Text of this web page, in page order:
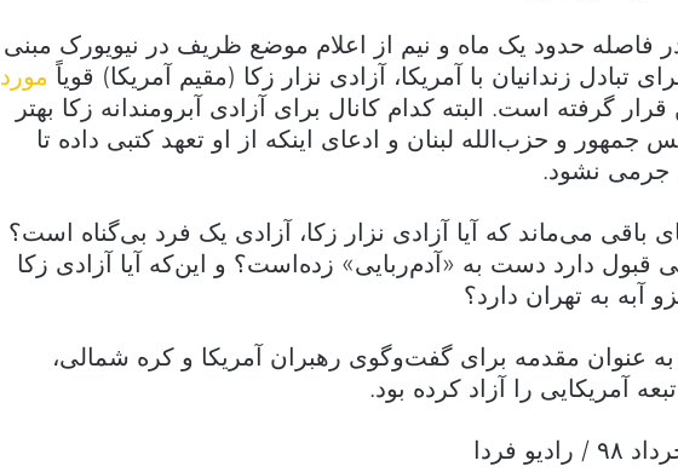
فاصله حدود یک ماه و نیم از اعلام موضع ظریف در نیویورک مبنی
تبادل زندانیان با آمریکا، آزادی نزار زکا (مقیم آمریکا) قویاً مورد
قرار گرفته است. البته کدام کانال برای آزادی آبرومندانه زکا بهتر
جمهور و حزب‌الله لبنان و ادعای اینکه از او تعهد کتبی داده تا
جرمی نشود.
می‌ماند که آیا آزادی نزار زکا، آزادی یک فرد بی‌گناه است؟
قبول دارد دست به «آدم‌ربایی» زده‌است؟ و این‌که آیا آزادی زکا
آبه به تهران دارد؟
به عنوان مقدمه برای گفت‌وگوی رهبران آمریکا و کره شمالی،
آمریکایی را آزاد کرده بود.